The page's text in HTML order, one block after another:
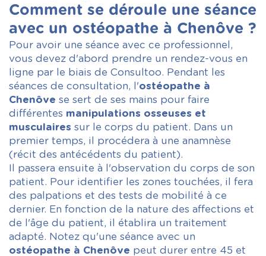
Comment se déroule une séance
avec un ostéopathe à Chenôve ?
Pour avoir une séance avec ce professionnel,
vous devez d'abord prendre un rendez-vous en
ligne par le biais de Consultoo. Pendant les
séances de consultation, l'ostéopathe à
Chenôve se sert de ses mains pour faire
différentes manipulations osseuses et
musculaires sur le corps du patient. Dans un
premier temps, il procédera à une anamnèse
(récit des antécédents du patient).
Il passera ensuite à l'observation du corps de son
patient. Pour identifier les zones touchées, il fera
des palpations et des tests de mobilité à ce
dernier. En fonction de la nature des affections et
de l'âge du patient, il établira un traitement
adapté. Notez qu'une séance avec un
ostéopathe à Chenôve peut durer entre 45 et